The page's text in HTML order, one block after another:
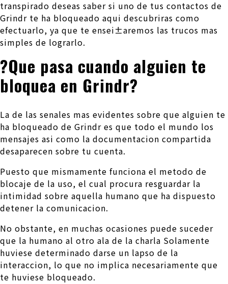
transpirado deseas saber si uno de tus contactos de
Grindr te ha bloqueado aqui descubriras como
efectuarlo, ya que te ensei±aremos las trucos mas
simples de lograrlo.
?Que pasa cuando alguien te
bloquea en Grindr?
La de las senales mas evidentes sobre que alguien te
ha bloqueado de Grindr es que todo el mundo los
mensajes asi­ como la documentacion compartida
desaparecen sobre tu cuenta.
Puesto que mismamente funciona el metodo de
blocaje de la uso, el cual procura resguardar la
intimidad sobre aquella humano que ha dispuesto
detener la comunicacion.
No obstante, en muchas ocasiones puede suceder
que la humano al otro ala de la charla Solamente
huviese determinado darse un lapso de la
interaccion, lo que no implica necesariamente que
te huviese bloqueado.